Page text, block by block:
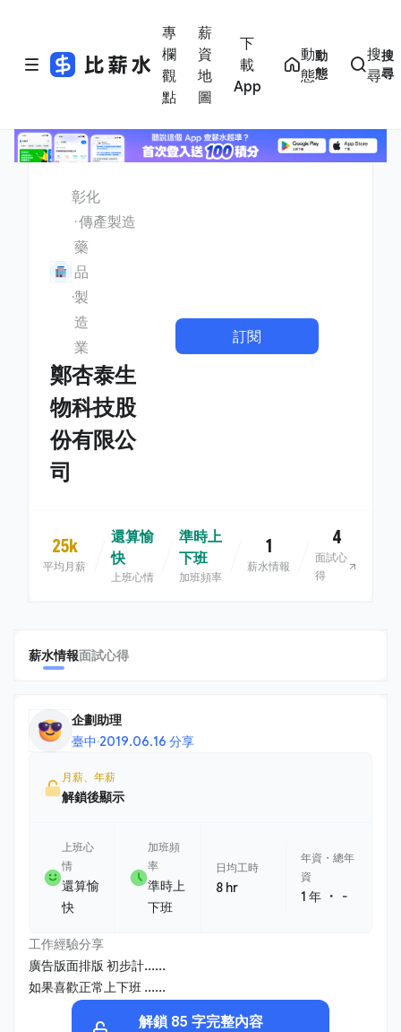
專
欄
觀
點
薪
資
地
圖
下
載
App
動
態
動
態
搜
尋
搜
尋
彰化
傳產製造
藥
品
製
造
業
鄭杏泰生
物科技股
份有限公
司
訂閱
25k
平均月薪
還算愉
快
上班心情
準時上
下班
加班頻率
1
薪水情報
4
面試心
得
薪水情報面試心得
企劃助理
臺中·2019.06.16 分享
月薪、年薪
解鎖後顯示
上班心
情
還算愉
快
加班頻
率
準時上
下班
日均工時
8 hr
年資・總年
資
1 年 ・ -
工作經驗分享
廣告版面排版 初步計......
如果喜歡正常上下班 ......
解鎖 85 字完整內容